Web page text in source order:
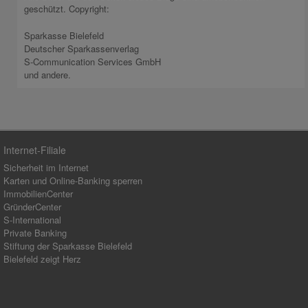
geschützt. Copyright:
Sparkasse Bielefeld
Deutscher Sparkassenverlag
S-Communication Services GmbH
und andere.
Internet-Filiale
Sicherheit im Internet
Karten und Online-Banking sperren
ImmobilienCenter
GründerCenter
S-International
Private Banking
Stiftung der Sparkasse Bielefeld
Bielefeld zeigt Herz